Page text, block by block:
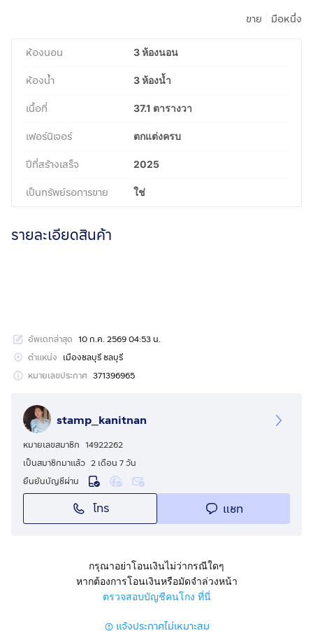
ขาย มือหนึ่ง
ห้องนอน 3 ห้องนอน
ห้องน้ำ 3 ห้องน้ำ
เนื้อที่ 37.1 ตารางวา
เฟอร์นิเจอร์ ตกแต่งครบ
ปีที่สร้างเสร็จ 2025
เป็นทรัพย์รอการขาย ใช่
รายละเอียดสินค้า
อัพเดทล่าสุด 10 ก.ค. 2569 04:53 น.
ตำแหน่ง เมืองชลบุรี ชลบุรี
หมายเลขประกาศ 371396965
stamp_kanitnan
หมายเลขสมาชิก 14922262
เป็นสมาชิกมาแล้ว 2 เดือน 7 วัน
ยืนยันบัญชีผ่าน
โทร แชท
กรุณาอย่าโอนเงินไม่ว่ากรณีใดๆ
หากต้องการโอนเงินหรือมัดจำล่วงหน้า
ตรวจสอบบัญชีคนโกง ที่นี่
แจ้งประกาศไม่เหมาะสม